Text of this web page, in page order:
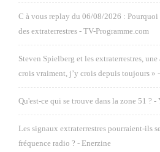
C à vous replay du 06/08/2026 : Pourquoi
des extraterrestres - TV-Programme.com
Steven Spielberg et les extraterrestres, une
crois vraiment, j’y crois depuis toujours »
Qu'est-ce qui se trouve dans la zone 51 ?
Les signaux extraterrestres pourraient-ils
fréquence radio ? - Enerzine